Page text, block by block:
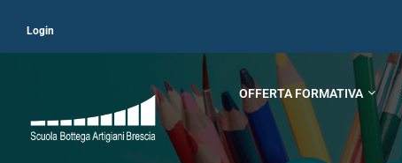
Login
OFFERTA FORMATIVA